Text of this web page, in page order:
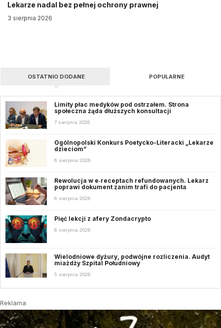
Lekarze nadal bez pełnej ochrony prawnej
3 sierpnia 2026
OSTATNIO DODANE POPULARNE
Limity płac medyków pod ostrzałem. Strona
społeczna żąda dłuższych konsultacji
7 sierpnia 2026
Ogólnopolski Konkurs Poetycko-Literacki „Lekarze
dzieciom”
6 sierpnia 2026
Rewolucja w e‑receptach refundowanych. Lekarz
poprawi dokument zanim trafi do pacjenta
6 sierpnia 2026
Pięć lekcji z afery Zondacrypto
6 sierpnia 2026
Wielodniowe dyżury, podwójne rozliczenia. Audyt
miażdży Szpital Południowy
5 sierpnia 2026
Reklama